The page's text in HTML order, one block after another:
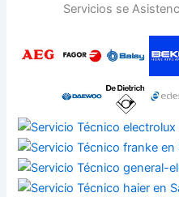
Servicios se